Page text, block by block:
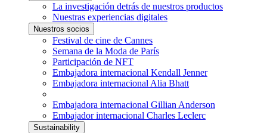
La investigación detrás de nuestros productos
Nuestras experiencias digitales
Nuestros socios
Festival de cine de Cannes
Semana de la Moda de París
Participación de NFT
Embajadora internacional Kendall Jenner
Embajadora internacional Alia Bhatt
Embajadora internacional Gillian Anderson
Embajador internacional Charles Leclerc
Sustainability